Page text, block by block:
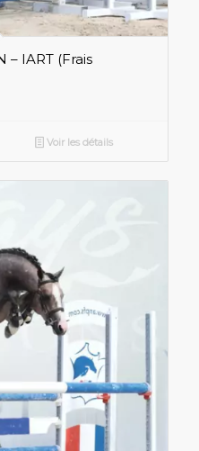
– IART (Frais
Voir les détails